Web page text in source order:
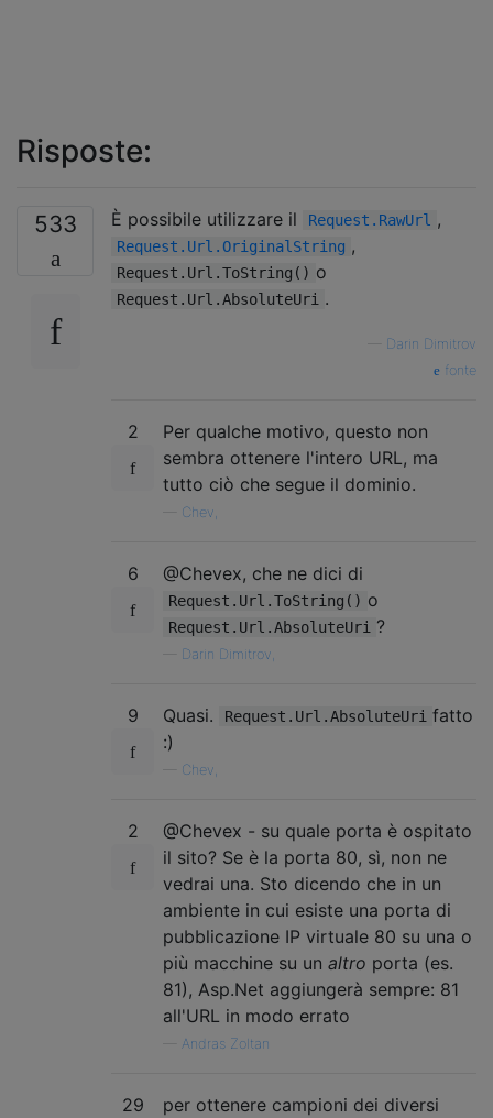
Risposte:
533 È possibile utilizzare il Request.RawUrl ,
Request.Url.OriginalString ,
Request.Url.ToString() o
Request.Url.AbsoluteUri .
Darin Dimitrov
fonte
2
Per qualche motivo, questo non
sembra ottenere l'intero URL, ma
tutto ciò che segue il dominio.
Chev,
6 @Chevex, che ne dici di
Request.Url.ToString() o
Request.Url.AbsoluteUri ?
Darin Dimitrov,
9 Quasi. Request.Url.AbsoluteUri fatto
:)
Chev,
2
@Chevex - su quale porta è ospitato
il sito? Se è la porta 80, sì, non ne
vedrai una. Sto dicendo che in un
ambiente in cui esiste una porta di
pubblicazione IP virtuale 80 su una o
più macchine su un altro porta (es.
81), Asp.Net aggiungerà sempre: 81
all'URL in modo errato
Andras Zoltan
29
per ottenere campioni dei diversi